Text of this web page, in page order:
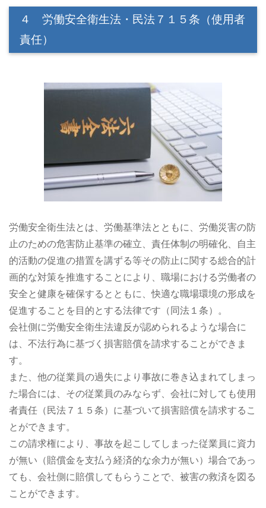
４ 労働安全衛生法・民法７１５条（使用者
責任）
労働安全衛生法とは、労働基準法とともに、労働災害の防
止のための危害防止基準の確立、責任体制の明確化、自主
的活動の促進の措置を講ずる等その防止に関する総合的計
画的な対策を推進することにより、職場における労働者の
安全と健康を確保するとともに、快適な職場環境の形成を
促進することを目的とする法律です（同法１条）。
会社側に労働安全衛生法違反が認められるような場合に
は、不法行為に基づく損害賠償を請求することができま
す。
また、他の従業員の過失により事故に巻き込まれてしまっ
た場合には、その従業員のみならず、会社に対しても使用
者責任（民法７１５条）に基づいて損害賠償を請求するこ
とができます。
この請求権により、事故を起こしてしまった従業員に資力
が無い（賠償金を支払う経済的な余力が無い）場合であっ
ても、会社側に賠償してもらうことで、被害の救済を図る
ことができます。